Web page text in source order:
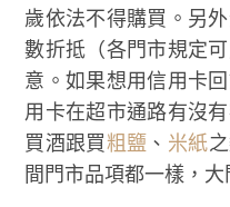
歲依法不得購買。另
數折抵（各門市規定
意。如果想用信用卡
用卡在超市通路有沒
買酒跟買粗鹽 、 米紙
間門市品項都一樣，